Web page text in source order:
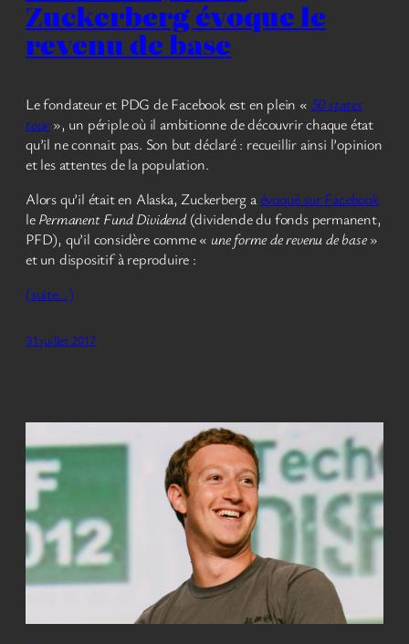
Zuckerberg évoque le
revenu de base
Le fondateur et PDG de Facebook est en plein « 50 states
tour», un périple où il ambitionne de découvrir chaque état
qu’il ne connait pas. Son but déclaré : recueillir ainsi l’opinion
et les attentes de la population.
Alors qu’il était en Alaska, Zuckerberg aévoqué sur Facebook
lePermanent Fund Dividend(dividende du fonds permanent,
PFD), qu’il considère comme « une forme de revenu de base»
et un dispositif à reproduire :
(suite…)
31 juillet 2017